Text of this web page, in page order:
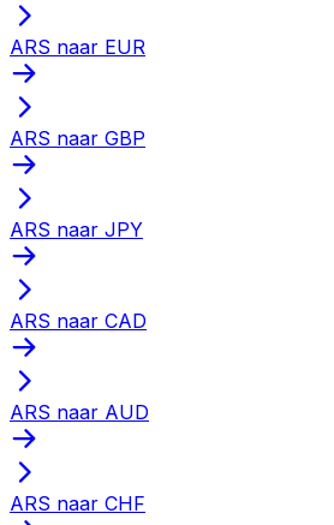
ARS naar EUR
ARS naar GBP
ARS naar JPY
ARS naar CAD
ARS naar AUD
ARS naar CHF